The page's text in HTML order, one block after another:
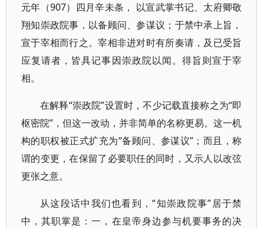
元年（907）四月辛未条， 以宣武掌书记、太府卿敬
翔知崇政院事，以备顾问、参谋议；于禁中承上旨，
宣于宰相而行之。宰相非进对时有所奏请，及已受旨
应复请者，皆具记事因崇政院以闻。得旨则宣于宰
相。
在解释“崇政院”设置时，不少记载直接称之为“即
枢密院”，但这一改动，并非简单的名称更易。这一机
构的职权被正式扩充为“备顾问、参谋议”；而且，称
谓的变更，在保留了必要职任的同时，又示人以改弦
更张之意。
从这段话中我们也看到，“知崇政院事”居于禁
中，其职掌是：一，在皇帝身边参与机要事务的决